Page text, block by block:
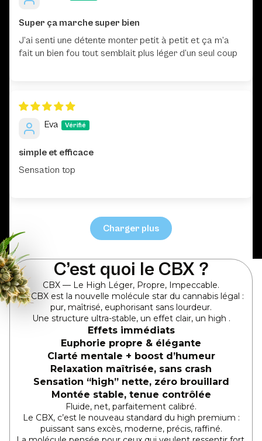
Super ça marche super bien
J’ai senti une détente monter petit à petit et ça m’a
fait un bien fou tout semblait plus léger d’un seul coup
Eva
simple et efficace
Sensation top
Charger plus
C’est quoi le CBX ?
CBX — Le High Léger, Propre, Impeccable.
Le CBX est la nouvelle molécule star du cannabis légal :
pur, maîtrisé, euphorisant sans lourdeur.
Une structure ultra-stable, un effet clair, un high .
Effets immédiats
Euphorie propre & élégante
Clarté mentale + boost d’humeur
Relaxation maîtrisée, sans crash
Sensation “high” nette, zéro brouillard
Montée stable, tenue contrôlée
Fluide, net, parfaitement calibré.
Le CBX, c’est le nouveau standard du high premium :
puissant sans excès, moderne, précis, raffiné.